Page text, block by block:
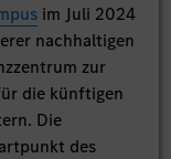
im Juli 2024
nachhaltigen
zur
die künftigen
Die
des